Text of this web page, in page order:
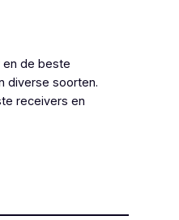
de beste
diverse soorten.
receivers en